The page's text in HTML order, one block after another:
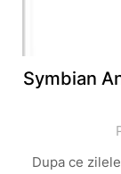
Symbian
Dupa ce